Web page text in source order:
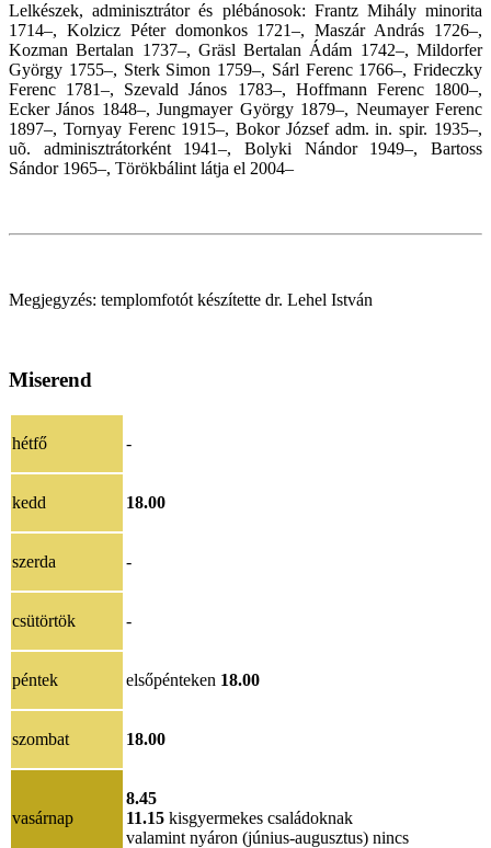
Lelkészek, adminisztrátor és plébánosok: Frantz Mihály minorita
1714–, Kolzicz Péter domonkos 1721–, Maszár András 1726–,
Kozman Bertalan 1737–, Gräsl Bertalan Ádám 1742–, Mildorfer
György 1755–, Sterk Simon 1759–, Sárl Ferenc 1766–, Frideczky
Ferenc 1781–, Szevald János 1783–, Hoffmann Ferenc 1800–,
Ecker János 1848–, Jungmayer György 1879–, Neumayer Ferenc
1897–, Tornyay Ferenc 1915–, Bokor József adm. in. spir. 1935–,
uõ. adminisztrátorként 1941–, Bolyki Nándor 1949–, Bartoss
Sándor 1965–, Törökbálint látja el 2004–
Megjegyzés: templomfotót készítette dr. Lehel István
Miserend
hétfő -
kedd 18.00
szerda -
csütörtök -
péntek elsőpénteken 18.00
szombat 18.00
vasárnap
8.45
11.15 kisgyermekes családoknak
valamint nyáron (június-augusztus) nincs